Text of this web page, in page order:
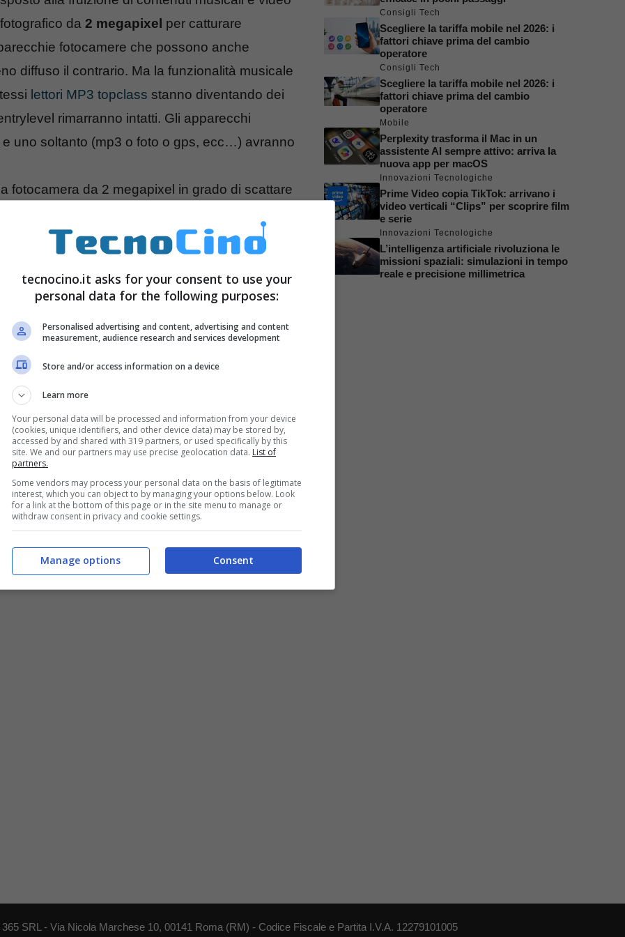
da 2 megapixel per catturare
fotocamere che possono anche
diffuso il contrario. Ma la funzionalità musicale
lettori MP3 topclass stanno diventando dei
rimarranno intatti. Gli apparecchi
uno soltanto (mp3 o foto o gps, ecc…) avranno
fotocamera da 2 megapixel in grado di scattare
2.4 pollici, memoria interna da 4GB espandibile
MP3, WMA, AVI, MP4, Jpeg, BMP e altri.
Consigli Tech
Scegliere la tariffa mobile nel 2026: i
fattori chiave prima del cambio
operatore
Consigli Tech
Scegliere la tariffa mobile nel 2026: i
fattori chiave prima del cambio
operatore
Mobile
Perplexity trasforma il Mac in un
assistente AI sempre attivo: arriva la
nuova app per macOS
Innovazioni Tecnologiche
Prime Video copia TikTok: arrivano i
video verticali “Clips” per scoprire film
e serie
Innovazioni Tecnologiche
L’intelligenza artificiale rivoluziona le
missioni spaziali: simulazioni in tempo
reale e precisione millimetrica
SRL - Via Nicola Marchese 10, 00141 Roma (RM) - Codice Fiscale e Partita I.V.A. 12279101005
tecnocino.it asks for your consent to use your
personal data for the following purposes:
Personalised advertising and content, advertising and content
measurement, audience research and services development
Store and/or access information on a device
Learn more
Your personal data will be processed and information from your device
(cookies, unique identifiers, and other device data) may be stored by,
accessed by and shared with 319 partners, or used specifically by this
site. We and our partners may use precise geolocation data. List of
partners.
Some vendors may process your personal data on the basis of legitimate
interest, which you can object to by managing your options below. Look
for a link at the bottom of this page or in the site menu to manage or
withdraw consent in privacy and cookie settings.
Consent
Manage options